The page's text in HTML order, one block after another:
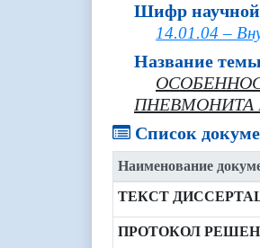
Шифр научной
14.01.04 –
Название
ПНЕВМОНИТА
Список
Наименование
ТЕКСТ
ПРОТОКОЛ